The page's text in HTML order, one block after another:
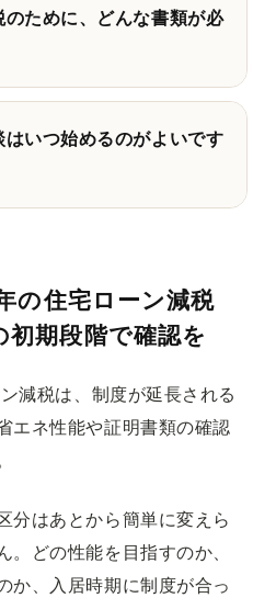
ために、どんな書類が必
いつ始めるのがよいです
の住宅ローン減税
期段階で確認を
減税は、制度が延長される
エネ性能や証明書類の確認
分はあとから簡単に変えら
どの性能を目指すのか、
か、入居時期に制度が合っ